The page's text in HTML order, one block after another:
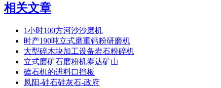
相关文章
1小时100方河沙沙磨机
时产190吨立式磨重钙粉研磨机
大型碎木块加工设备岩石粉碎机
立式磨矿石磨粉机泰达矿山
磕石机的进料口挡板
凤阳-硅石硅灰石-政府